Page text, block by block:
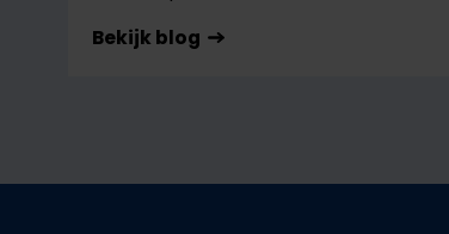
Bekijk blog